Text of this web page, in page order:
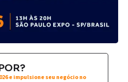
e impulsione seu negócio no